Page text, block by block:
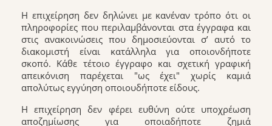
Η επιχείρηση δεν δηλώνει με κανέναν τρόπο ότι οι
πληροφορίες που περιλαμβάνονται στα έγγραφα και
στις ανακοινώσεις που δημοσιεύονται σ’ αυτό το
διακομιστή είναι κατάλληλα για οποιονδήποτε
σκοπό. Κάθε τέτοιο έγγραφο και σχετική γραφική
απεικόνιση παρέχεται "ως έχει" χωρίς καμιά
απολύτως εγγύηση οποιουδήποτε είδους.
Η επιχείρηση δεν φέρει ευθύνη ούτε υποχρέωση
αποζημίωσης για οποιαδήποτε ζημιά